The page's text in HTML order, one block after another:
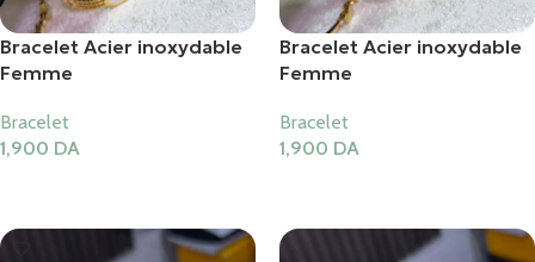
Bracelet Acier inoxydable
Femme
Bracelet
1,900 DA
Bracelet Acier inoxydable
Femme
Bracelet
1,900 DA